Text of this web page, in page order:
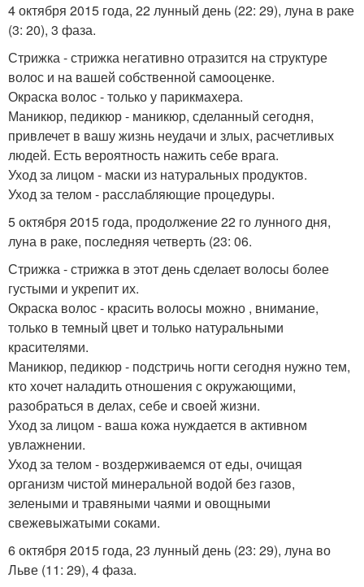
4 октября 2015 года, 22 лунный день (22: 29), луна в раке
(3: 20), 3 фаза.
Стрижка - стрижка негативно отразится на структуре
волос и на вашей собственной самооценке.
Окраска волос - только у парикмахера.
Маникюр, педикюр - маникюр, сделанный сегодня,
привлечет в вашу жизнь неудачи и злых, расчетливых
людей. Есть вероятность нажить себе врага.
Уход за лицом - маски из натуральных продуктов.
Уход за телом - расслабляющие процедуры.
5 октября 2015 года, продолжение 22 го лунного дня,
луна в раке, последняя четверть (23: 06.
Стрижка - стрижка в этот день сделает волосы более
густыми и укрепит их.
Окраска волос - красить волосы можно , внимание,
только в темный цвет и только натуральными
красителями.
Маникюр, педикюр - подстричь ногти сегодня нужно тем,
кто хочет наладить отношения с окружающими,
разобраться в делах, себе и своей жизни.
Уход за лицом - ваша кожа нуждается в активном
увлажнении.
Уход за телом - воздерживаемся от еды, очищая
организм чистой минеральной водой без газов,
зелеными и травяными чаями и овощными
свежевыжатыми соками.
6 октября 2015 года, 23 лунный день (23: 29), луна во
Льве (11: 29), 4 фаза.